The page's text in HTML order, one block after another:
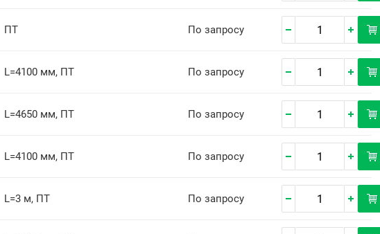
ПТ По запросу
L=4100 мм, ПТ По запросу
L=4650 мм, ПТ По запросу
L=4100 мм, ПТ По запросу
L=3 м, ПТ По запросу